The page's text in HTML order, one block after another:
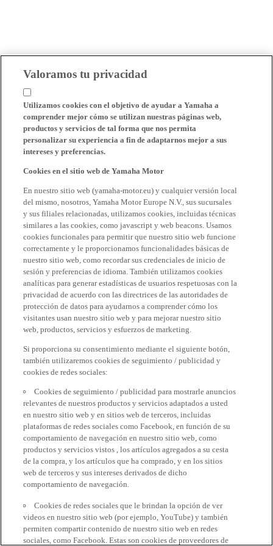
Valoramos tu privacidad
Utilizamos cookies con el objetivo de ayudar a Yamaha a
comprender mejor cómo se utilizan nuestras páginas web,
productos y servicios de tal forma que nos permita
personalizar su experiencia a fin de adaptarnos mejor a sus
intereses y preferencias.
Cookies en el sitio web de Yamaha Motor
En nuestro sitio web (yamaha-motor.eu) y cualquier versión local
del mismo, nosotros, Yamaha Motor Europe N.V., sus sucursales
y sus filiales relacionadas, utilizamos cookies, incluidas técnicas
similares a las cookies, como javascript y web beacons. Usamos
cookies funcionales para permitir que nuestro sitio web funcione
correctamente y le proporcionamos funcionalidades básicas de
nuestro sitio web, como recordar sus credenciales de inicio de
sesión y preferencias de idioma. También utilizamos cookies
analíticas para generar estadísticas de usuarios respetuosas con la
privacidad de acuerdo con las directrices de las autoridades de
protección de datos para ayudarnos a comprender cómo los
visitantes usan nuestro sitio web y para mejorar nuestro sitio
web, productos, servicios y esfuerzos de marketing.
Si proporciona su consentimiento mediante el siguiente botón,
también utilizaremos cookies de seguimiento / publicidad y
cookies de redes sociales:
Cookies de seguimiento / publicidad para mostrarle anuncios
relevantes de nuestros productos y servicios adaptados a usted
en nuestro sitio web y en sitios web de terceros, incluidas
plataformas de redes sociales como Facebook, en función de su
comportamiento de navegación en nuestro sitio web, como
productos y servicios vistos , los artículos agregados a su cesta
de la compra, y los artículos que ha comprado, y en los sitios
web de terceros y sus intereses derivados de dicho
comportamiento de navegación.
Cookies de redes sociales que le brindan la opción de ver
videos en nuestro sitio web (por ejemplo, YouTube) y también
permiten compartir contenido de nuestro sitio web en redes
sociales, como Facebook. Estas son cookies de proveedores de